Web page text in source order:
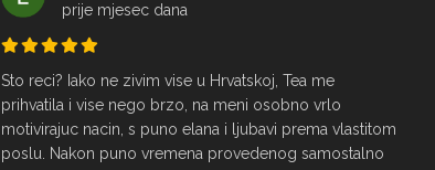
prije mjesec dana
Sto reci? Iako ne zivim vise u Hrvatskoj, Tea me
prihvatila i vise nego brzo, na meni osobno vrlo
motivirajuc nacin, s puno elana i ljubavi prema vlastitom
poslu. Nakon puno vremena provedenog samostalno